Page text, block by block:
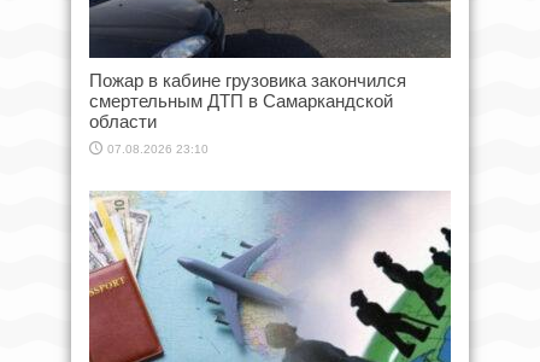
Пожар в кабине грузовика закончился
смертельным ДТП в Самаркандской
области
07.08.2026 23:10